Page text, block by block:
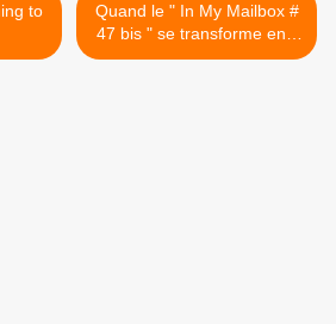
Quand le " In My Mailbox #
47 bis " se transforme en "
AU PIED DE MON SAPIN "